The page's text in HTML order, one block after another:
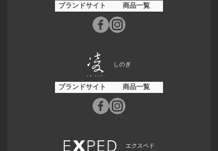
ブランドサイト 商品一覧
しのぎ
ブランドサイト 商品一覧
エクスペド